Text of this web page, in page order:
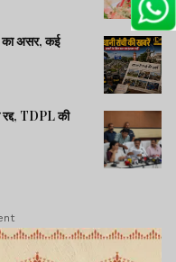
का असर, कई
रद्द, TDPL की